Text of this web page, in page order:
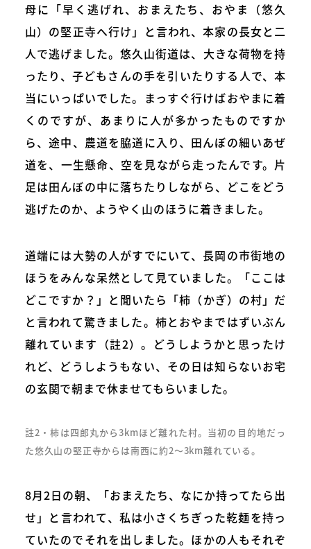
母に「早く逃げれ、おまえたち、おやま（悠久
山）の堅正寺へ行け」と言われ、本家の長女と二
人で逃げました。悠久山街道は、大きな荷物を持
ったり、子どもさんの手を引いたりする人で、本
当にいっぱいでした。まっすぐ行けばおやまに着
くのですが、あまりに人が多かったものですか
ら、途中、農道を脇道に入り、田んぼの細いあぜ
道を、一生懸命、空を見ながら走ったんです。片
足は田んぼの中に落ちたりしながら、どこをどう
逃げたのか、ようやく山のほうに着きました。
道端には大勢の人がすでにいて、長岡の市街地の
ほうをみんな呆然として見ていました。「ここは
どこですか？」と聞いたら「柿（かぎ）の村」だ
と言われて驚きました。柿とおやまではずいぶん
離れています（註2）。どうしようかと思ったけ
れど、どうしようもない、その日は知らないお宅
の玄関で朝まで休ませてもらいました。
註2・柿は四郎丸から3kmほど離れた村。当初の目的地だっ
た悠久山の堅正寺からは南西に約2～3km離れている。
8月2日の朝、「おまえたち、なにか持ってたら出
せ」と言われて、私は小さくちぎった乾麺を持っ
ていたのでそれを出しました。ほかの人もそれぞ